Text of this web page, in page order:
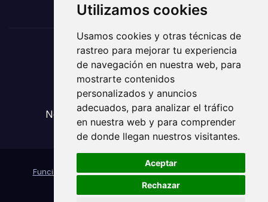
Utilizamos cookies
Usamos cookies y otras técnicas de
rastreo para mejorar tu experiencia
de navegación en nuestra web, para
mostrarte contenidos
personalizados y anuncios
adecuados, para analizar el tráfico
en nuestra web y para comprender
de donde llegan nuestros visitantes.
Aceptar
Rechazar
El Vigía de la
Comunicación
Noticias sobre Transporte y Mudanzas
Funciona gracias a WordPress|Tema: News Way por
Themeansar.